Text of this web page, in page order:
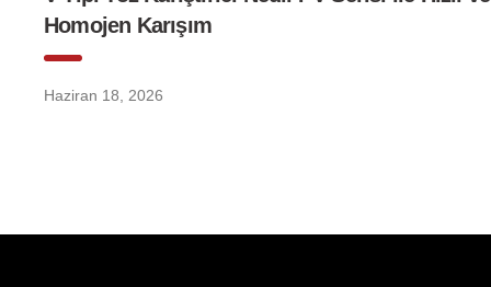
Homojen Karışım
Haziran 18, 2026